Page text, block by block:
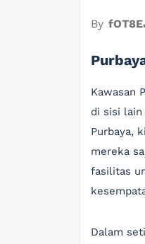
By
Kawasan
di sisi lain
Purbaya,
mereka
fasilitas
Dalam